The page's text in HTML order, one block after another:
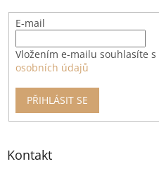
E-mail
Vložením e-mailu souhlasíte s
osobních údajů
PŘIHLÁSIT SE
Kontakt